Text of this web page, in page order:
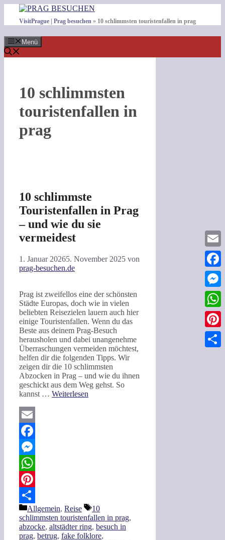
Inhalt
springen
VisitPrague | Prag besuchen » 10 schlimmsten touristenfallen in prag
Menü
10 schlimmsten
touristenfallen in
prag
10 schlimmste
Touristenfallen in Prag
– und wie du sie
vermeidest
1. Januar 20265. November 2025 von
prag-besuchen.de
Prag ist zweifellos eine der schönsten
Städte Europas, doch wie in vielen
beliebten Reisezielen lauern auch hier
einige Touristenfallen. Wenn du das
Beste aus deinem Prag-Besuch
herausholen und dabei unangenehme
Überraschungen vermeiden möchtest,
helfen dir die folgenden Tipps. Wir
zeigen dir die 10 schlimmsten
Abzocken in Prag – und wie du ihnen
geschickt aus dem Weg gehst. So
kannst … Weiterlesen
Email
Facebook
Messenger
WhatsApp
Pinterest
Teilen
Kategorien
Allgemein, Reise Schlagwörter
10
schlimmsten touristenfallen in prag,
abzocke, altstädter ring, besuch in
prag, betrug, fake folklore,
Email